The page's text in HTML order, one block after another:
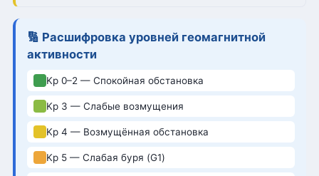
🔢 Расшифровка уровней геомагнитной
активности
Kp 0–2 — Спокойная обстановка
Kp 3 — Слабые возмущения
Kp 4 — Возмущённая обстановка
Kp 5 — Слабая буря (G1)